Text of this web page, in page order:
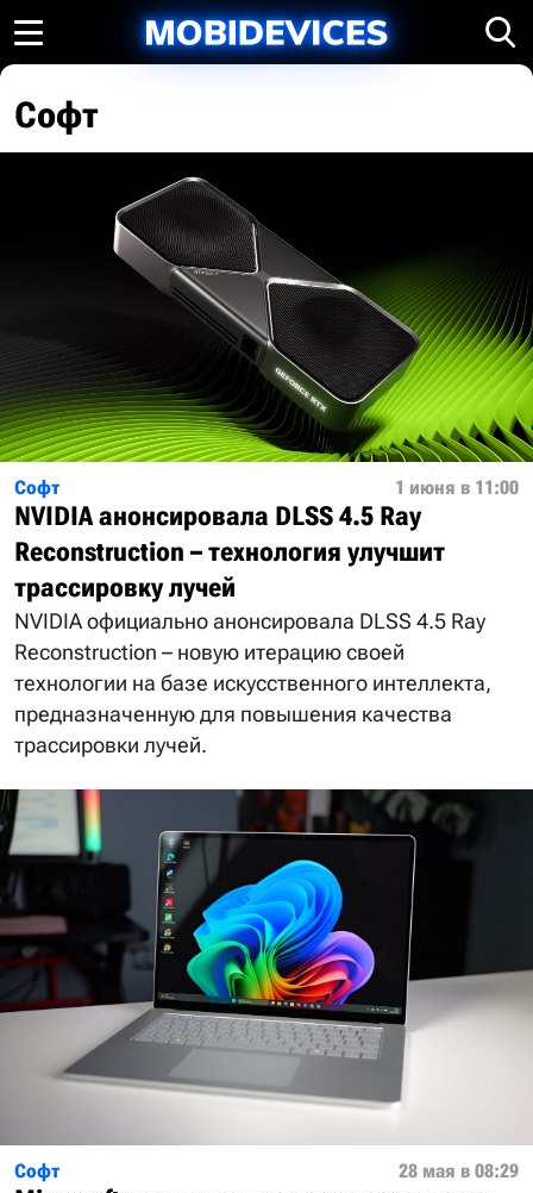
Софт
Софт 1 июня в 11:00
NVIDIA анонсировала DLSS 4.5 Ray
Reconstruction – технология улучшит
трассировку лучей
NVIDIA официально анонсировала DLSS 4.5 Ray
Reconstruction – новую итерацию своей
технологии на базе искусственного интеллекта,
предназначенную для повышения качества
трассировки лучей.
Софт 28 мая в 08:29